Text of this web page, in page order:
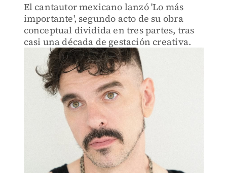
El cantautor mexicano lanzó 'Lo más
importante', segundo acto de su obra
conceptual dividida en tres partes, tras
casi una década de gestación creativa.